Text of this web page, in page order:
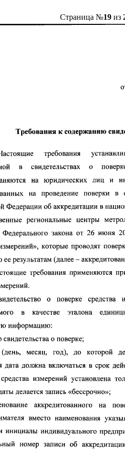
Страница №19из